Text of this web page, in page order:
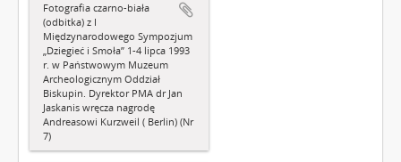
Fotografia czarno-biała
(odbitka) z I
Międzynarodowego Sympozjum
„Dziegieć i Smoła” 1-4 lipca 1993
r. w Państwowym Muzeum
Archeologicznym Oddział
Biskupin. Dyrektor PMA dr Jan
Jaskanis wręcza nagrodę
Andreasowi Kurzweil ( Berlin) (Nr
7)